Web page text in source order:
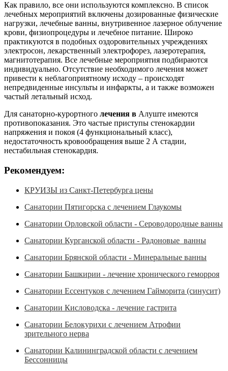
Как правило, все они используются комплексно. В список
лечебных мероприятий включены дозированные физические
нагрузки, лечебные ванны, внутривенное лазерное облучение
крови, физиопроцедуры и лечебное питание. Широко
практикуются в подобных оздоровительных учреждениях
электросон, лекарственный электрофорез, лазеротерапия,
магнитотерапия. Все лечебные мероприятия подбираются
индивидуально. Отсутствие необходимого лечения может
привести к неблагоприятному исходу – происходят
непредвиденные инсульты и инфаркты, а и также возможен
частый летальный исход.
Для санаторно-курортного лечения в Алуште имеются
противопоказания. Это частые приступы стенокардии
напряжения и покоя (4 функциональный класс),
недостаточность кровообращения выше 2 А стадии,
нестабильная стенокардия.
Рекомендуем:
КРУИЗЫ из Санкт-Петербурга цены
Санатории Пятигорска с лечением Глаукомы
Санатории Орловской области - Сероводородные ванны
Санатории Курганской области - Радоновые ванны
Санатории Брянской области - Минеральные ванны
Санатории Башкирии - лечение хронического геморроя
Санатории Ессентуков с лечением Гайморита (синусит)
Санатории Кисловодска - лечение гастрита
Санатории Белокурихи с лечением Атрофии
зрительного нерва
Санатории Калининградской области с лечением
Бессонницы